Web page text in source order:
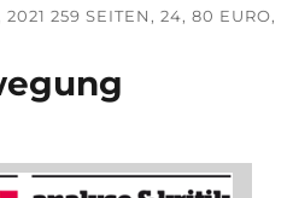
259 SEITEN, 24, 80 EURO,